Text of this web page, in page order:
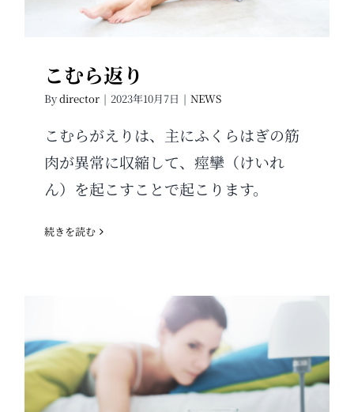
こむら返り
Bydirector | 2023年10月7日 | NEWS
こむらがえりは、主にふくらはぎの筋
肉が異常に収縮して、痙攣（けいれ
ん）を起こすことで起こります。
続きを読む
水分補給で睡眠の質を高めよ